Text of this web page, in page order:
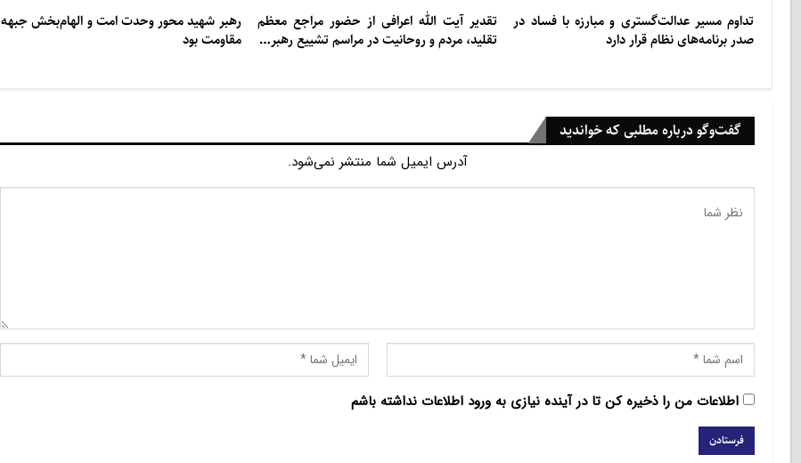
تداوم مسیر عدالت‌گستری و مبارزه با فساد در
صدر برنامه‌های نظام قرار دارد
تقدیر آیت الله اعرافی از حضور مراجع معظم
تقلید، مردم و روحانیت در مراسم تشییع رهبر…
رهبر شهید محور وحدت امت و الهام‌بخش جبهه
مقاومت بود
گفت‌وگو درباره مطلبی که خواندید
آدرس ایمیل شما منتشر نمی‌شود.
اطلاعات من را ذخیره کن تا در آینده نیازی به ورود اطلاعات نداشته باشم